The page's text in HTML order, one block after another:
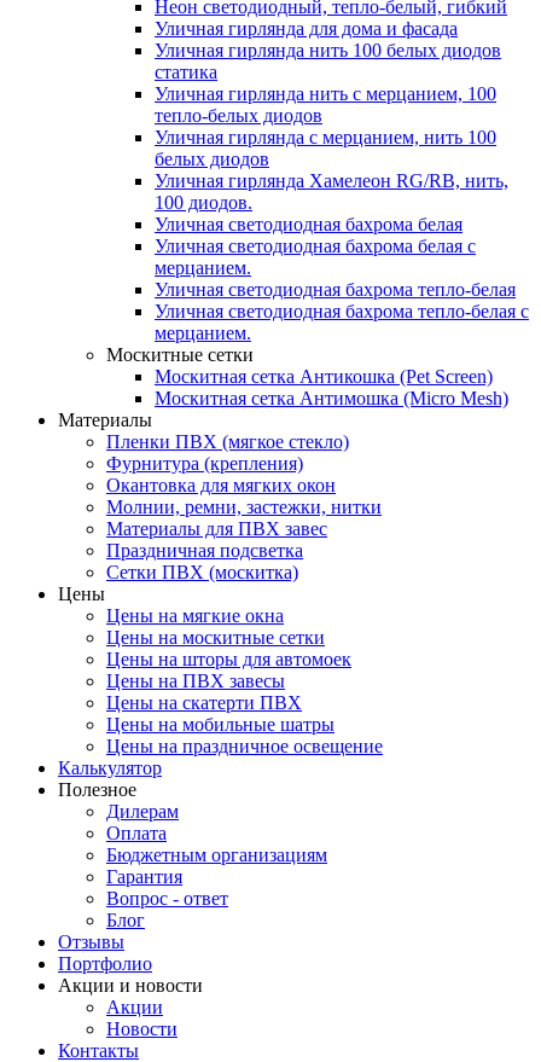
Неон светодиодный, тепло-белый, гибкий
Уличная гирлянда для дома и фасада
Уличная гирлянда нить 100 белых диодов
статика
Уличная гирлянда нить с мерцанием, 100
тепло-белых диодов
Уличная гирлянда с мерцанием, нить 100
белых диодов
Уличная гирлянда Хамелеон RG/RB, нить,
100 диодов.
Уличная светодиодная бахрома белая
Уличная светодиодная бахрома белая с
мерцанием.
Уличная светодиодная бахрома тепло-белая
Уличная светодиодная бахрома тепло-белая с
мерцанием.
Москитные сетки
Москитная сетка Антикошка (Pet Screen)
Москитная сетка Антимошка (Micro Mesh)
Материалы
Пленки ПВХ (мягкое стекло)
Фурнитура (крепления)
Окантовка для мягких окон
Молнии, ремни, застежки, нитки
Материалы для ПВХ завес
Праздничная подсветка
Сетки ПВХ (москитка)
Цены
Цены на мягкие окна
Цены на москитные сетки
Цены на шторы для автомоек
Цены на ПВХ завесы
Цены на скатерти ПВХ
Цены на мобильные шатры
Цены на праздничное освещение
Калькулятор
Полезное
Дилерам
Оплата
Бюджетным организациям
Гарантия
Вопрос - ответ
Блог
Отзывы
Портфолио
Акции и новости
Акции
Новости
Контакты